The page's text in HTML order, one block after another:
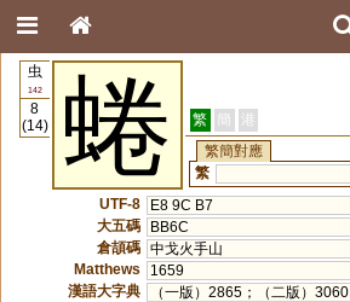
虫
142
8
(14)
蜷 繁 簡 港
繁簡對應
繁
UTF-8
E8 9C B7
大五碼
BB6C
倉頡碼 中戈火手山
Matthews
1659
漢語大字典
（一版）2865；（二版）3060